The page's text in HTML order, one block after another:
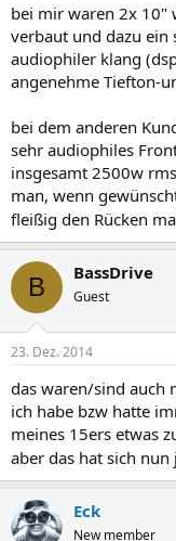
bei mir waren 2x 10"
verbaut und dazu ein
audiophiler klang
angenehme Tiefton-
bei dem anderen
sehr audiophiles
insgesamt 2500w
man, wenn
fleißig den Rücken
B BassDrive
Guest
23. Dez. 2014
das waren/sind auch
ich habe bzw hatte
meines 15ers etwas
aber das hat sich nun
Eck
New member